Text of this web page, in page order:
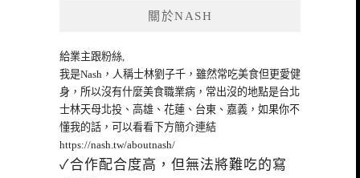
關於NASH
給業主跟粉絲,
我是Nash，人稱士林劉子千，雖然常吃美食但更愛健
身，所以沒有什麼美食職業病，常出沒的地點是台北
士林天母北投、高雄、花蓮、台東、嘉義，如果你不
懂我的話，可以看看下方簡介連結
https://nash.tw/aboutnash/
✓合作配合度高，但無法將難吃的寫